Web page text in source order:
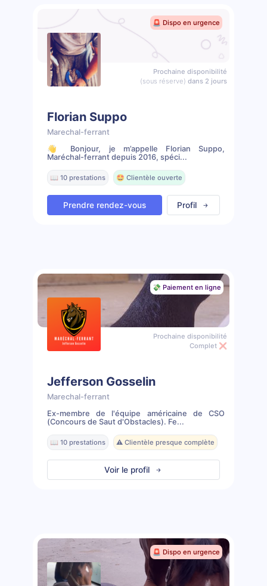
🚨 Dispo en urgence
Prochaine disponibilité
(sous réserve) dans 2 jours
Florian Suppo
Marechal-ferrant
👋 Bonjour, je m’appelle Florian Suppo,
Maréchal-ferrant depuis 2016, spéci...
📖 10 prestations 🤩 Clientèle ouverte
Prendre rendez-vous Profil
💸 Paiement en ligne
Prochaine disponibilité
Complet ❌
Jefferson Gosselin
Marechal-ferrant
Ex-membre de l'équipe américaine de CSO
(Concours de Saut d'Obstacles). Fe...
📖 10 prestations ⚠️ Clientèle presque complète
Voir le profil
🚨 Dispo en urgence